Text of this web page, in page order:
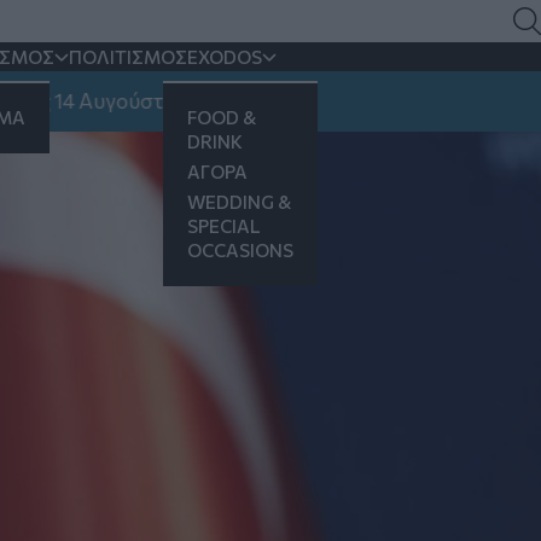
ΠΟΛΙΤΙΣΜΟΣEXODOS
FOOD &
DRINK
ΑΓΟΡΑ
WEDDING &
SPECIAL
OCCASIONS
Αυγούστου